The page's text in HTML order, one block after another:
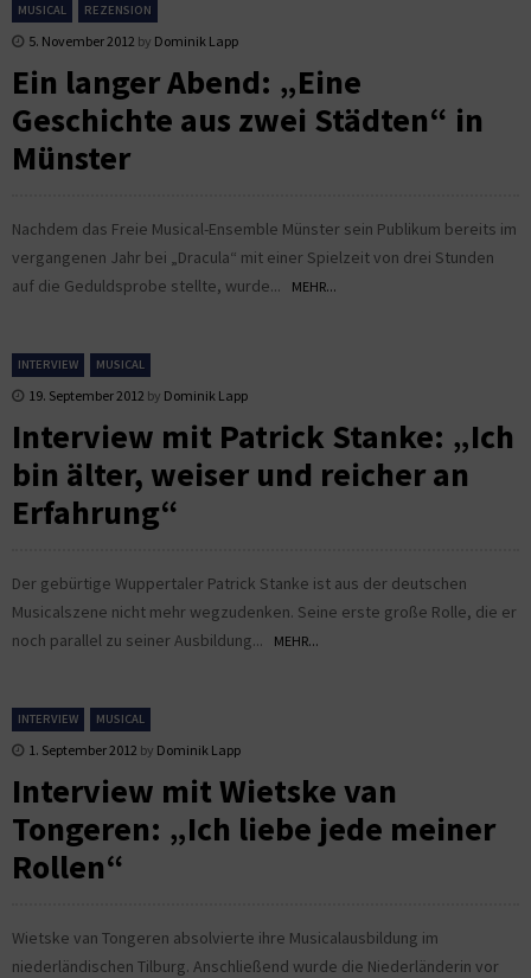
MUSICAL REZENSION
5. November 2012 by Dominik Lapp
Ein langer Abend: „Eine
Geschichte aus zwei Städten“ in
Münster
Nachdem das Freie Musical-Ensemble Münster sein Publikum bereits im
vergangenen Jahr bei „Dracula“ mit einer Spielzeit von drei Stunden
auf die Geduldsprobe stellte, wurde...
MEHR...
INTERVIEW MUSICAL
19. September 2012 by Dominik Lapp
Interview mit Patrick Stanke: „Ich
bin älter, weiser und reicher an
Erfahrung“
Der gebürtige Wuppertaler Patrick Stanke ist aus der deutschen
Musicalszene nicht mehr wegzudenken. Seine erste große Rolle, die er
noch parallel zu seiner Ausbildung...
MEHR...
INTERVIEW MUSICAL
1. September 2012 by Dominik Lapp
Interview mit Wietske van
Tongeren: „Ich liebe jede meiner
Rollen“
Wietske van Tongeren absolvierte ihre Musicalausbildung im
niederländischen Tilburg. Anschließend wurde die Niederländerin vor